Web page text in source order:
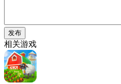
发布
相关游戏